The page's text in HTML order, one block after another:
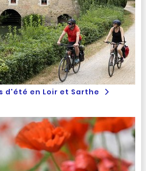
d'été en Loir et Sarthe